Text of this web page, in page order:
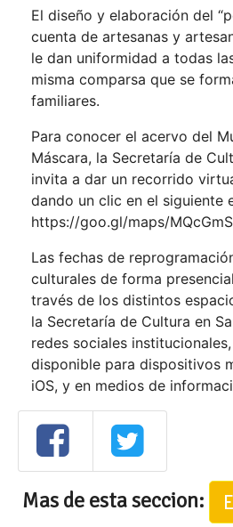
El diseño y elaboración del
cuenta de artesanas y
le dan uniformidad a todas
misma comparsa que se
familiares.
Para conocer el acervo del
Máscara, la Secretaría de
invita a dar un recorrido
dando un clic en el siguiente
https://goo.gl/maps/
Las fechas de
culturales de forma
través de los distintos
la Secretaría de Cultura en
redes sociales
disponible para dispositivos
iOS, y en medios de
Mas de esta seccion: